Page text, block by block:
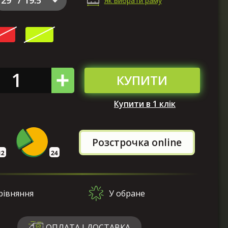
КУПИТИ
Купити в 1 клік
Розстрочка online
У обране